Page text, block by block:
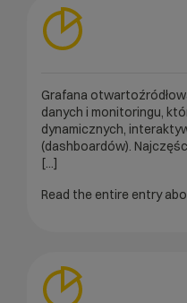
Grafana
danych i monitoringu,
dynamicznych,
(dashboardów).
[...]
Read the entire entry